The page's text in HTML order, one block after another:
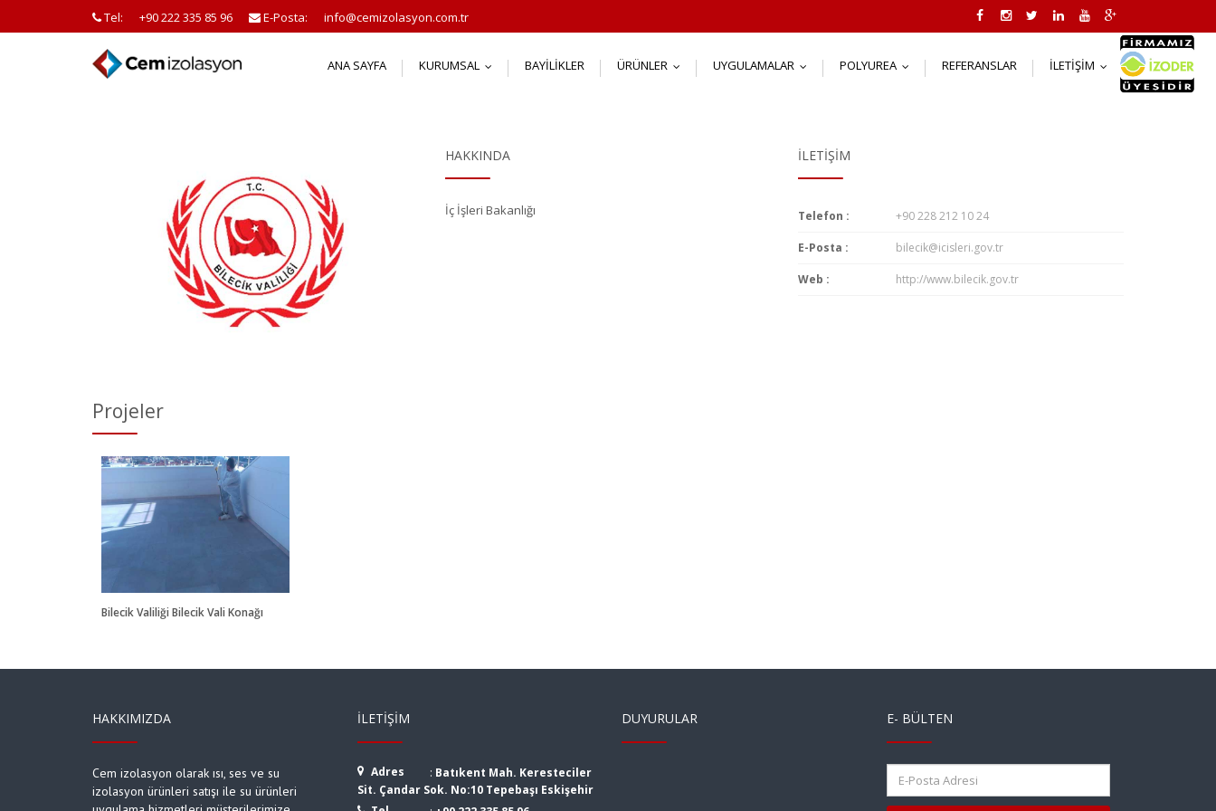
Tel: +90 222 335 85 96 E-Posta: info@cemizolasyon.com.tr
ANA SAYFA KURUMSAL BAYILIKLER ÜRÜNLER UYGULAMALAR POLYUREA REFERANSLAR İLETIŞIM
HAKKINDA
İç İşleri Bakanlığı
İLETIŞIM
Telefon : +90 228 212 10 24
E-Posta : bilecik@icisleri.gov.tr
Web : http://www.bilecik.gov.tr
Projeler
Bilecik Valiliği Bilecik Vali Konağı
HAKKIMIZDA
Cem izolasyon olarak ısı, ses ve su
izolasyon ürünleri satışı ile su ürünleri
İLETIŞIM
Adres : Batıkent Mah. Keresteciler
Sit. Çandar Sok. No:10 Tepebaşı Eskişehir
DUYURULAR E- BÜLTEN